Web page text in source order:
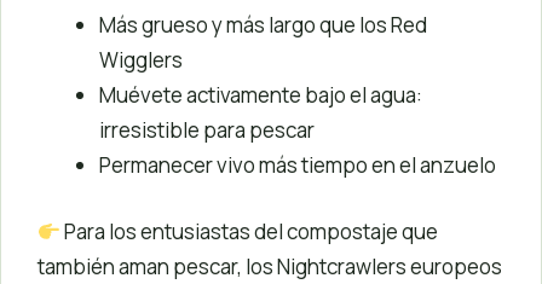
Más grueso y más largo que los Red
Wigglers
Muévete activamente bajo el agua:
irresistible para pescar
Permanecer vivo más tiempo en el anzuelo
Para los entusiastas del compostaje que
también aman pescar, los Nightcrawlers europeos